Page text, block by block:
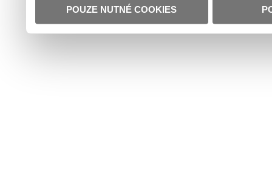
POUZE NUTNÉ COOKIES